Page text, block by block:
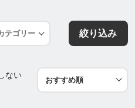
絞り込み
ない